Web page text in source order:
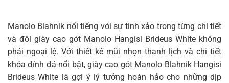
Manolo Blahnik nổi tiếng với sự tinh xảo trong từng chi tiết
và đôi giày cao gót Manolo Hangisi Brideus White không
phải ngoại lệ. Với thiết kế mũi nhọn thanh lịch và chi tiết
khóa đính đá nổi bật, giày cao gót Manolo Blahnik Hangisi
Brideus White là gợi ý lý tưởng hoàn hảo cho những dịp